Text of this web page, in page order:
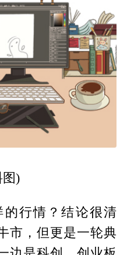
图)
行情？结论很清
市，但更是一轮典